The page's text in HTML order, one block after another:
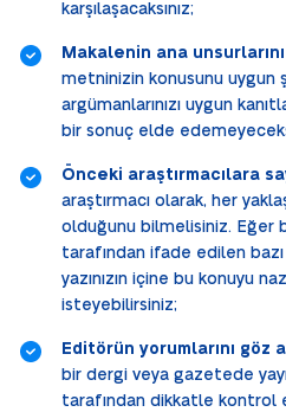
karşılaşacaksınız;
Makalenin ana
metninizin konusunu uygun
argümanlarınızı uygun
bir sonuç elde
Önceki araştırmacılara
araştırmacı olarak, her
olduğunu bilmelisiniz. Eğer
tarafından ifade edilen bazı
yazınızın içine bu konuyu
isteyebilirsiniz;
Editörün yorumlarını göz
bir dergi veya gazetede
tarafından dikkatle kontrol